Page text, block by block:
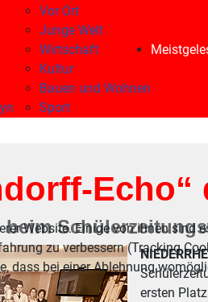
Vor Ort
Junge Welt
Wirtschaft
Kultur
Bauen und Wohnen
Sport
ersten
Website. Einige von ihnen sind
zu verbessern (Tracking
dass bei einer Ablehnung